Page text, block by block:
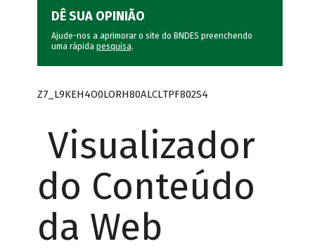
DÊ SUA OPINIÃO
Ajude-nos a aprimorar o site do BNDES preenchendo
uma rápida pesquisa.
Z7_L9KEH4O0LORH80ALCLTPF802S4
Visualizador
do Conteúdo
da Web